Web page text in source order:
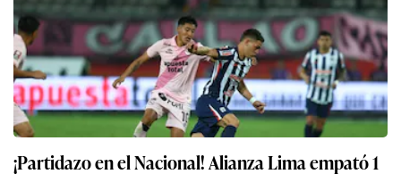
¡Partidazo en el Nacional! Alianza Lima empató 1